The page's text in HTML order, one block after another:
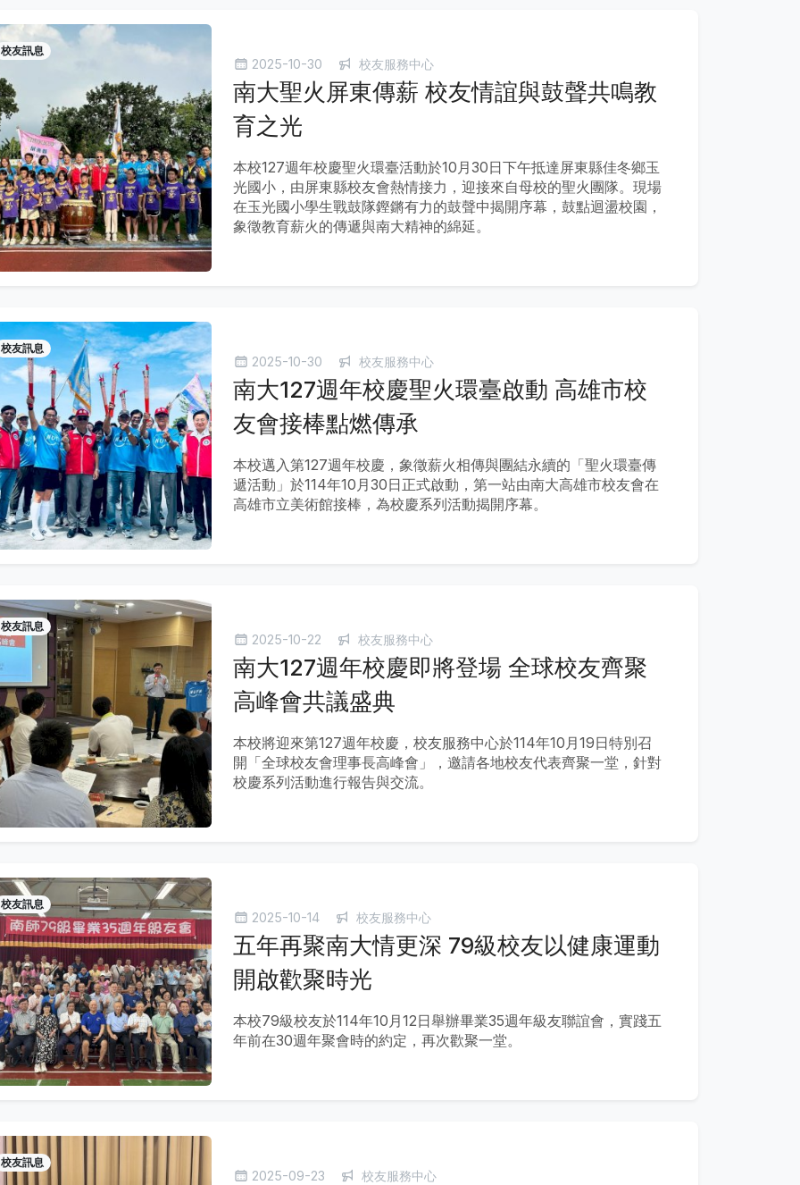
校友訊息
2025-10-30 校友服務中心
南大聖火屏東傳薪 校友情誼與鼓聲共鳴教
育之光
本校127週年校慶聖火環臺活動於10月30日下午抵達屏東縣佳冬鄉玉
光國小，由屏東縣校友會熱情接力，迎接來自母校的聖火團隊。現場
在玉光國小學生戰鼓隊鏗鏘有力的鼓聲中揭開序幕，鼓點迴盪校園，
象徵教育薪火的傳遞與南大精神的綿延。
校友訊息
2025-10-30 校友服務中心
南大127週年校慶聖火環臺啟動 高雄市校
友會接棒點燃傳承
本校邁入第127週年校慶，象徵薪火相傳與團結永續的「聖火環臺傳
遞活動」於114年10月30日正式啟動，第一站由南大高雄市校友會在
高雄市立美術館接棒，為校慶系列活動揭開序幕。
校友訊息
2025-10-22 校友服務中心
南大127週年校慶即將登場 全球校友齊聚
高峰會共議盛典
本校將迎來第127週年校慶，校友服務中心於114年10月19日特別召
開「全球校友會理事長高峰會」，邀請各地校友代表齊聚一堂，針對
校慶系列活動進行報告與交流。
校友訊息
2025-10-14 校友服務中心
五年再聚南大情更深 79級校友以健康運動
開啟歡聚時光
本校79級校友於114年10月12日舉辦畢業35週年級友聯誼會，實踐五
年前在30週年聚會時的約定，再次歡聚一堂。
校友訊息
2025-09-23 校友服務中心